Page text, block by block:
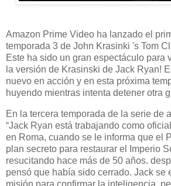
Amazon Prime Video ha lanzado el
temporada 3 de John Krasinki 's Tom
Este ha sido un gran espectáculo para
la versión de Krasinski de Jack Ryan!
nuevo en acción y en esta próxima
huyendo mientras intenta detener otra
En la tercera temporada de la serie de
“Jack Ryan está trabajando como
en Roma, cuando se le informa que el
plan secreto para restaurar el Imperio
resucitando hace más de 50 años.
pensó que había sido cerrado. Jack se
misión para confirmar la inteligencia,